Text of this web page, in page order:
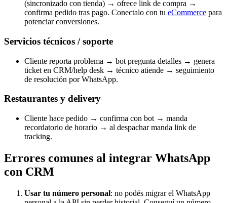
(sincronizado con tienda) → ofrece link de compra →
confirma pedido tras pago. Conectalo con tu eCommerce para
potenciar conversiones.
Servicios técnicos / soporte
Cliente reporta problema → bot pregunta detalles → genera
ticket en CRM/help desk → técnico atiende → seguimiento
de resolución por WhatsApp.
Restaurantes y delivery
Cliente hace pedido → confirma con bot → manda
recordatorio de horario → al despachar manda link de
tracking.
Errores comunes al integrar WhatsApp
con CRM
Usar tu número personal: no podés migrar el WhatsApp